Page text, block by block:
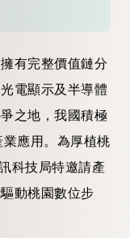
有完整價值鏈分
電顯示及半導體
之地，我國積極
應用。為厚植桃
科技局特邀請產
動桃園數位步